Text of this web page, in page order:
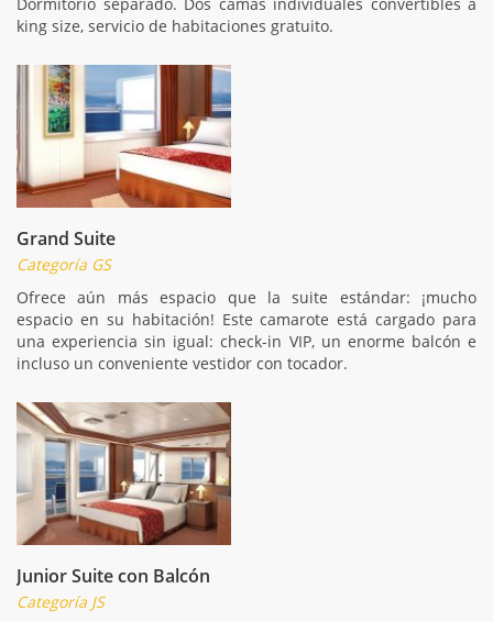
king size, servicio de habitaciones gratuito.
Grand Suite
Categoría GS
Ofrece aún más espacio que la suite estándar: ¡mucho
espacio en su habitación! Este camarote está cargado para
una experiencia sin igual: check-in VIP, un enorme balcón e
incluso un conveniente vestidor con tocador.
Junior Suite con Balcón
Categoría JS